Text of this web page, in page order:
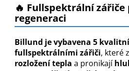
🔥 Fullspektrální
regeneraci
Billund je vybavena 5
fullspektrálními zářiči, které
rozložení tepla a pronikají